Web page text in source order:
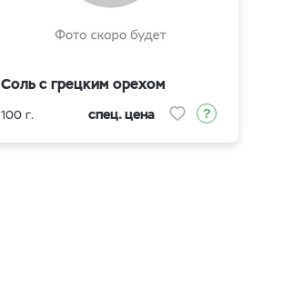
Соль с грецким орехом
100 г. спец. цена